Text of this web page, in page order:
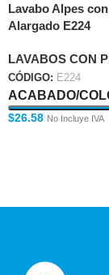
Lavabo Alpes
Alargado E224
LAVABOS CON
CÓDIGO: E224
ACABADO/
$26.58 No Incluye IVA